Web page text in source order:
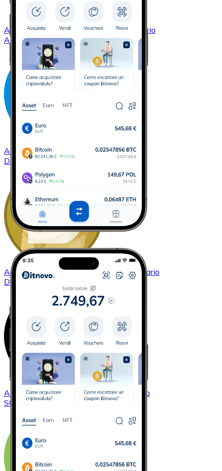
AcquistareCardano
con bonifico bancario
ADA
AcquistareDash
con bonifico bancario
DASH
AcquistareDogecoincon bonifico bancario
DOGE
AcquistareSolana
con bonifico bancario
SOL